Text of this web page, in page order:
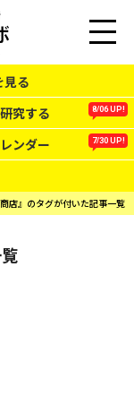
EN
見る
究する 8/06 UP!
ンダー 7/30 UP!
商店』のタグが付いた記事一覧